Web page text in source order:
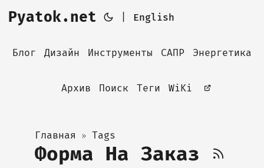
Pyatok.net English
Блог Дизайн Инструменты САПР Энергетика
Архив Поиск Теги WiKi
Главная » Tags
Форма На Заказ